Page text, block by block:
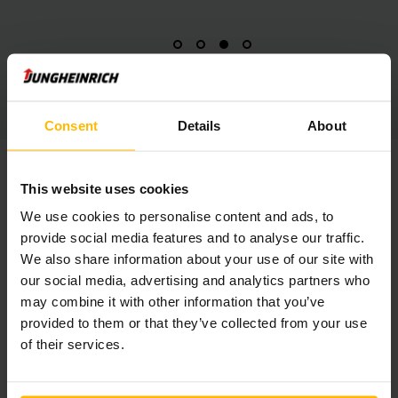
Consent Details About
This website uses cookies
We use cookies to personalise content and ads, to
provide social media features and to analyse our traffic.
We also share information about your use of our site with
our social media, advertising and analytics partners who
may combine it with other information that you’ve
provided to them or that they’ve collected from your use
of their services.